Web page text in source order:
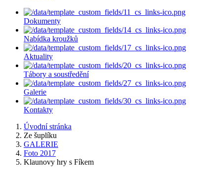
Dokumenty
Nabídka kroužků
Aktuality
Tábory a soustředění
Galerie
Kontakty
Úvodní stránka
Ze šuplíku
GALERIE
Foto 2017
Klaunovy hry s Fíkem